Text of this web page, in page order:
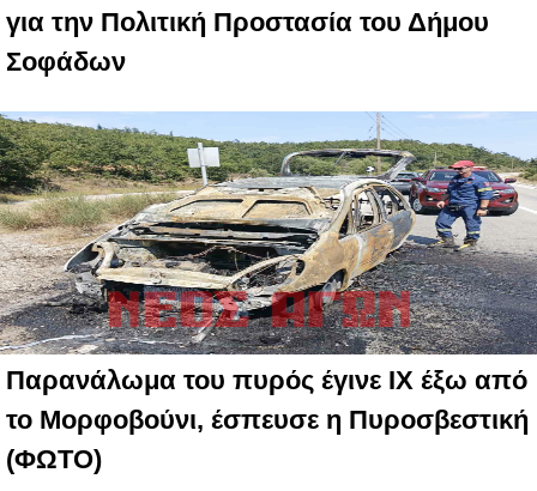
για την Πολιτική Προστασία του Δήμου
Σοφάδων
Παρανάλωμα του πυρός έγινε ΙΧ έξω από
το Μορφοβούνι, έσπευσε η Πυροσβεστική
(ΦΩΤΟ)